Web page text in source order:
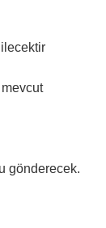
gönderecek.